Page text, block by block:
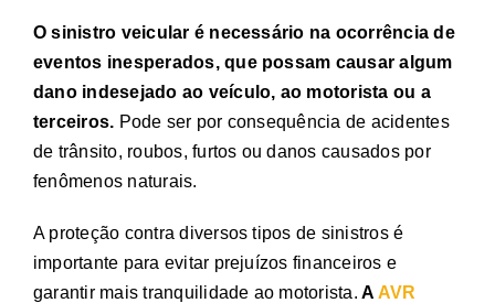
O sinistro veicular é necessário na ocorrência de
eventos inesperados, que possam causar algum
dano indesejado ao veículo, ao motorista ou a
terceiros. Pode ser por consequência de acidentes
de trânsito, roubos, furtos ou danos causados por
fenômenos naturais.
A proteção contra diversos tipos de sinistrosé
importante para evitar prejuízos financeiros e
garantir mais tranquilidade ao motorista. A AVR